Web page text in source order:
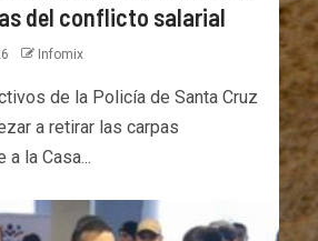
del conflicto salarial
Infomix
de la Policía de Santa Cruz
a retirar las carpas
la Casa...